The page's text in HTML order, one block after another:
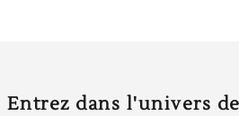
Entrez dans l'univers